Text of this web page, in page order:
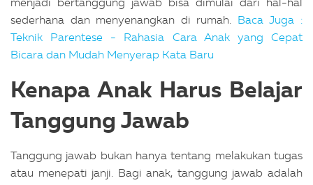
sederhana dan menyenangkan di rumah. Baca Juga :
Teknik Parentese - Rahasia Cara Anak yang Cepat
Bicara dan Mudah Menyerap Kata Baru
Kenapa Anak Harus Belajar
Tanggung Jawab
Tanggung jawab bukan hanya tentang melakukan tugas
atau menepati janji. Bagi anak, tanggung jawab adalah